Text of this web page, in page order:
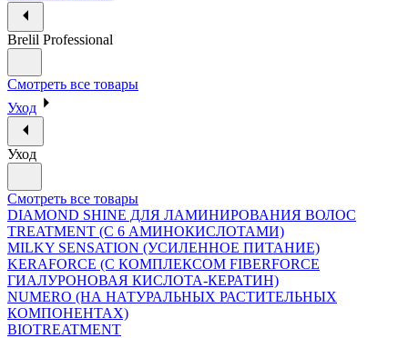
Brelil Professional
Смотреть все товары
Уход
Уход
Смотреть все товары
DIAMOND SHINE ДЛЯ ЛАМИНИРОВАНИЯ ВОЛОС
TREATMENT (С 6 АМИНОКИСЛОТАМИ)
MILKY SENSATION (УСИЛЕННОЕ ПИТАНИЕ)
KERAFORCE (С КОМПЛЕКСОМ FIBERFORCE
ГИАЛУРОНОВАЯ КИСЛОТА-КЕРАТИН)
NUMERO (НА НАТУРАЛЬНЫХ РАСТИТЕЛЬНЫХ
КОМПОНЕНТАХ)
BIOTREATMENT